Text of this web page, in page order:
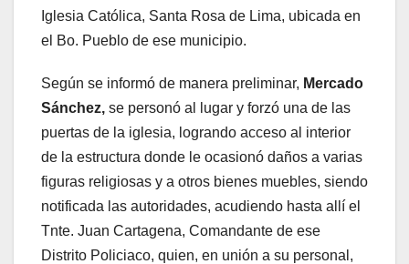
Iglesia Católica, Santa Rosa de Lima, ubicada en
el Bo. Pueblo de ese municipio.
Según se informó de manera preliminar, Mercado
Sánchez, se personó al lugar y forzó una de las
puertas de la iglesia, logrando acceso al interior
de la estructura donde le ocasionó daños a varias
figuras religiosas y a otros bienes muebles, siendo
notificada las autoridades, acudiendo hasta allí el
Tnte. Juan Cartagena, Comandante de ese
Distrito Policiaco, quien, en unión a su personal,